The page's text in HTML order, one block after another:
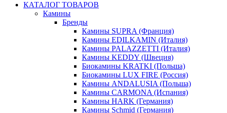
КАТАЛОГ ТОВАРОВ
Камины
Бренды
Камины SUPRA (Франция)
Камины EDILKAMIN (Италия)
Камины PALAZZETTI (Италия)
Камины KEDDY (Швеция)
Биокамины KRATKI (Польша)
Биокамины LUX FIRE (Россия)
Камины ANDALUSIA (Польша)
Камины CARMONA (Испания)
Камины HARK (Германия)
Камины Schmid (Германия)